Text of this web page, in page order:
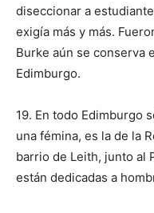
diseccionar a
exigía más y más.
Burke aún se conserva
Edimburgo.
19. En todo Edimburgo
una fémina, es la de la
barrio de Leith, junto al
están dedicadas a